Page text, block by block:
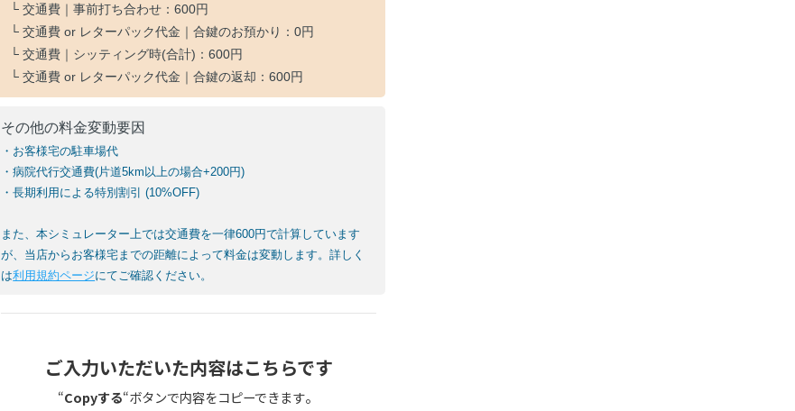
└ 交通費｜事前打ち合わせ：600円
└ 交通費 or レターパック代金｜合鍵のお預かり：0円
└ 交通費｜シッティング時(合計)：600円
└ 交通費 or レターパック代金｜合鍵の返却：600円
その他の料金変動要因
・お客様宅の駐車場代
・病院代行交通費(片道5km以上の場合+200円)
・長期利用による特別割引 (10%OFF)
また、本シミュレーター上では交通費を一律600円で計算しています
が、当店からお客様宅までの距離によって料金は変動します。詳しく
は利用規約ページにてご確認ください。
ご入力いただいた内容はこちらです
“Copyする“ボタンで内容をコピーできます。